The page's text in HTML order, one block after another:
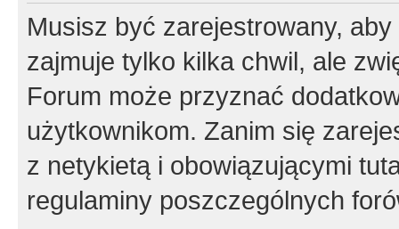
Musisz być zarejestrowany,
zajmuje tylko kilka chwil, ale
Forum może przyznać
użytkownikom. Zanim się
z netykietą i obowiązującymi
regulaminy poszczególnych